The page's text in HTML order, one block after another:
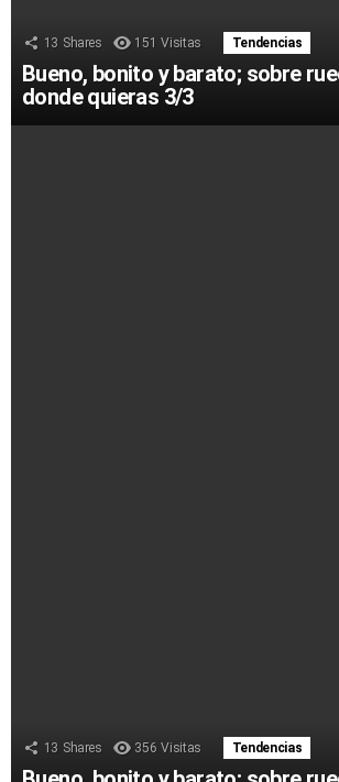
13 Shares 151 Visitas Tendencias
Bueno, bonito y barato; sobre
donde quieras 3/3
13 Shares 356 Visitas Tendencias